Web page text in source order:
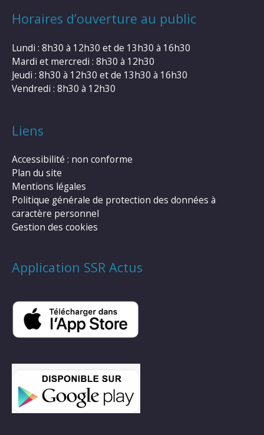
Horaires d’ouverture au public
Lundi : 8h30 à 12h30 et de 13h30 à 16h30
Mardi et mercredi : 8h30 à 12h30
Jeudi : 8h30 à 12h30 et de 13h30 à 16h30
Vendredi : 8h30 à 12h30
Liens
Accessibilité : non conforme
Plan du site
Mentions légales
Politique générale de protection des données à
caractère personnel
Gestion des cookies
Application SSR Actus